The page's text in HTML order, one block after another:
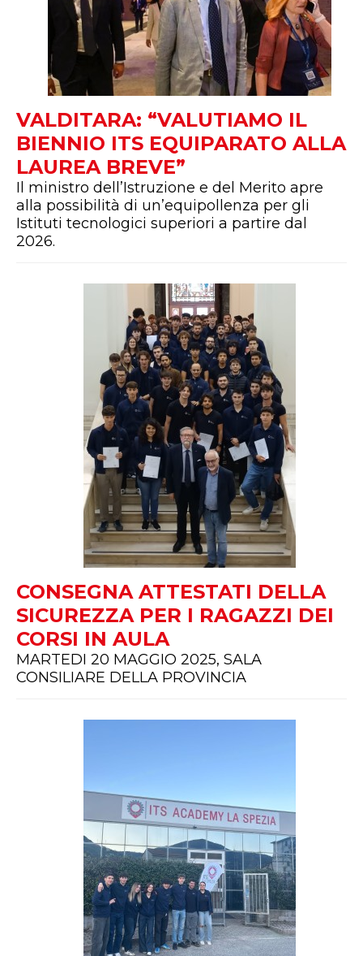
VALDITARA: “VALUTIAMO IL
BIENNIO ITS EQUIPARATO ALLA
LAUREA BREVE”
Il ministro dell’Istruzione e del Merito apre
alla possibilità di un’equipollenza per gli
Istituti tecnologici superiori a partire dal
2026.
CONSEGNA ATTESTATI DELLA
SICUREZZA PER I RAGAZZI DEI
CORSI IN AULA
MARTEDI 20 MAGGIO 2025, SALA
CONSILIARE DELLA PROVINCIA